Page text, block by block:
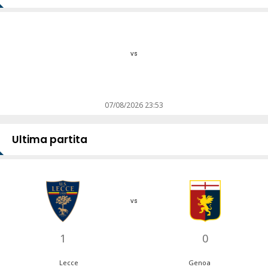
vs
07/08/2026 23:53
Ultima partita
1
vs
0
Lecce Genoa